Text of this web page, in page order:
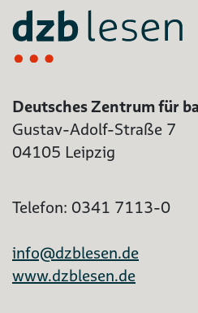
Deutsches Zentrum für
Gustav-Adolf-Straße 7
04105 Leipzig
Telefon: 0341 7113-0
info@dzblesen.de
www.dzblesen.de